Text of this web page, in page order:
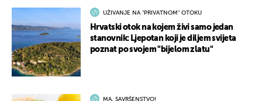
UŽIVANJE NA "PRIVATNOM" OTOKU
Hrvatski otok na kojem živi samo jedan
stanovnik: Ljepotan koji je diljem svijeta
poznat po svojem "bijelom zlatu"
MA, SAVRŠENSTVO!